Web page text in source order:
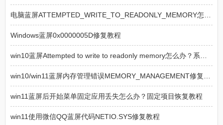
电脑蓝屏ATTEMPTED_WRITE_TO_READONLY_MEMORY怎么解决
Windows蓝屏0x0000005D修复教程
win10蓝屏Attempted to write to readonly memory怎么办？系统崩溃修复教程
win10/win11蓝屏内存管理错误MEMORY_MANAGEMENT修复教程
win11蓝屏后开始菜单固定应用丢失怎么办？固定项目恢复教程
win11使用微信QQ蓝屏代码NETIO.SYS修复教程